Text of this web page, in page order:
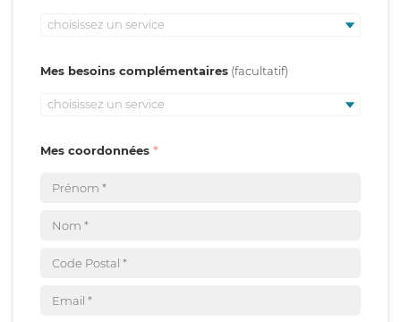
choisissez un service
Mes besoins complémentaires
choisissez un service
Mes coordonnées